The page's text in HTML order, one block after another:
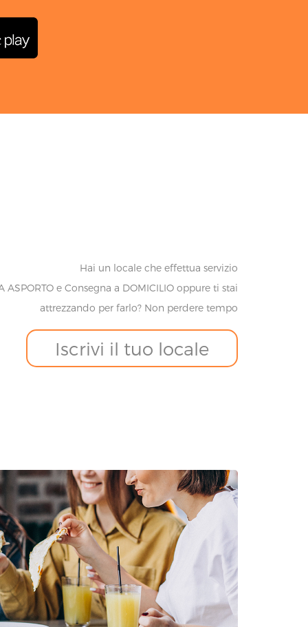
Hai un locale che effettua servizio
ASPORTO e Consegna a DOMICILIO oppure ti stai
attrezzando per farlo? Non perdere tempo
Iscrivi il tuo locale